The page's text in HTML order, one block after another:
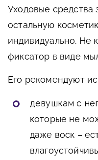
Уходовые средства
остальную
индивидуально. Не
фиксатор в виде
Его рекомендуют
девушкам с
которые не
даже воск –